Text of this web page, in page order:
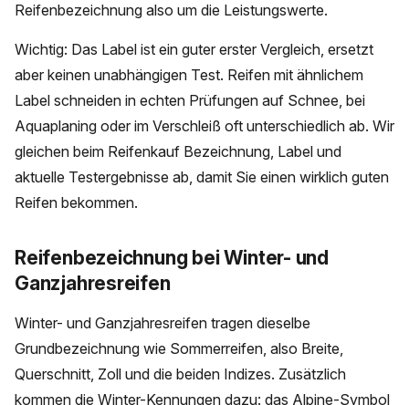
Reifenbezeichnung also um die Leistungswerte.
Wichtig: Das Label ist ein guter erster Vergleich, ersetzt
aber keinen unabhängigen Test. Reifen mit ähnlichem
Label schneiden in echten Prüfungen auf Schnee, bei
Aquaplaning oder im Verschleiß oft unterschiedlich ab. Wir
gleichen beim Reifenkauf Bezeichnung, Label und
aktuelle Testergebnisse ab, damit Sie einen wirklich guten
Reifen bekommen.
Reifenbezeichnung bei Winter- und
Ganzjahresreifen
Winter- und Ganzjahresreifen tragen dieselbe
Grundbezeichnung wie Sommerreifen, also Breite,
Querschnitt, Zoll und die beiden Indizes. Zusätzlich
kommen die Winter-Kennungen dazu: das Alpine-Symbol